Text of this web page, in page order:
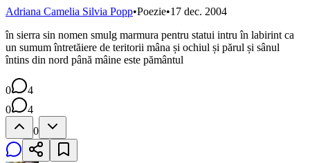
Adriana Camelia Silvia Popp•Poezie•17 dec. 2004
în sierra sin nomen smulg marmura pentru statui intru în labirint ca
un sumum întretăiere de teritorii mâna și ochiul și părul și sânul
întins din nord până mâine este pământul
0
4
0
4
0